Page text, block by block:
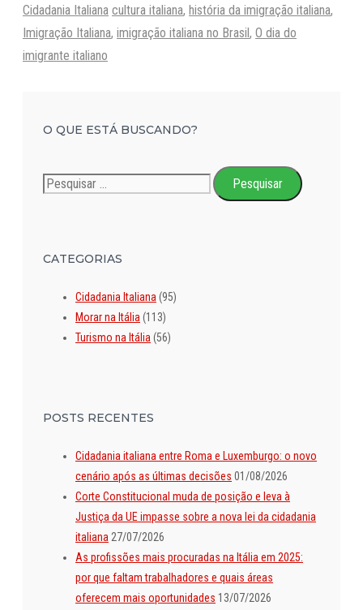
Categorias
Cidadania Italiana Tags
cultura italiana, história da imigração italiana,
Imigração Italiana, imigração italiana no Brasil, O dia do
imigrante italiano
O QUE ESTÁ BUSCANDO?
por:
CATEGORIAS
Cidadania Italiana (95)
Morar na Itália (113)
Turismo na Itália (56)
POSTS RECENTES
Cidadania italiana entre Roma e Luxemburgo: o novo
cenário após as últimas decisões 01/08/2026
Corte Constitucional muda de posição e leva à
Justiça da UE impasse sobre a nova lei da cidadania
italiana 27/07/2026
As profissões mais procuradas na Itália em 2025:
por que faltam trabalhadores e quais áreas
oferecem mais oportunidades 13/07/2026